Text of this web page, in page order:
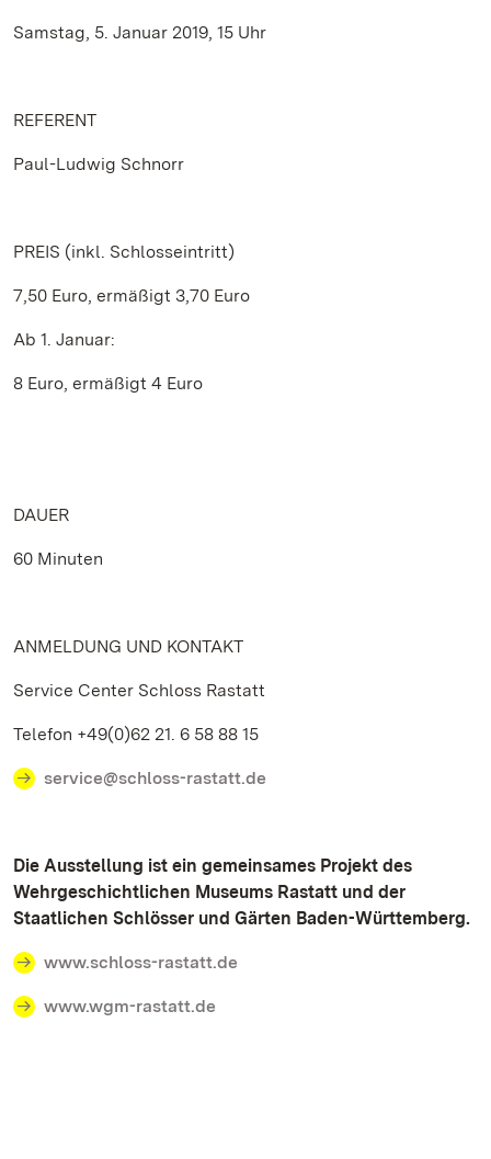
Samstag, 5. Januar 2019, 15 Uhr
REFERENT
Paul-Ludwig Schnorr
PREIS (inkl. Schlosseintritt)
7,50 Euro, ermäßigt 3,70 Euro
Ab 1. Januar:
8 Euro, ermäßigt 4 Euro
DAUER
60 Minuten
ANMELDUNG UND KONTAKT
Service Center Schloss Rastatt
Telefon +49(0)62 21. 6 58 88 15
service@schloss-rastatt.de
Die Ausstellung ist ein gemeinsames Projekt des
Wehrgeschichtlichen Museums Rastatt und der
Staatlichen Schlösser und Gärten Baden-Württemberg.
www.schloss-rastatt.de
www.wgm-rastatt.de